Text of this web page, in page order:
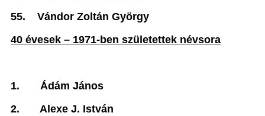
55.
Vándor Zoltán György
40 évesek – 1971-ben születettek névsora
1.
Ádám János
2.
Alexe J. István